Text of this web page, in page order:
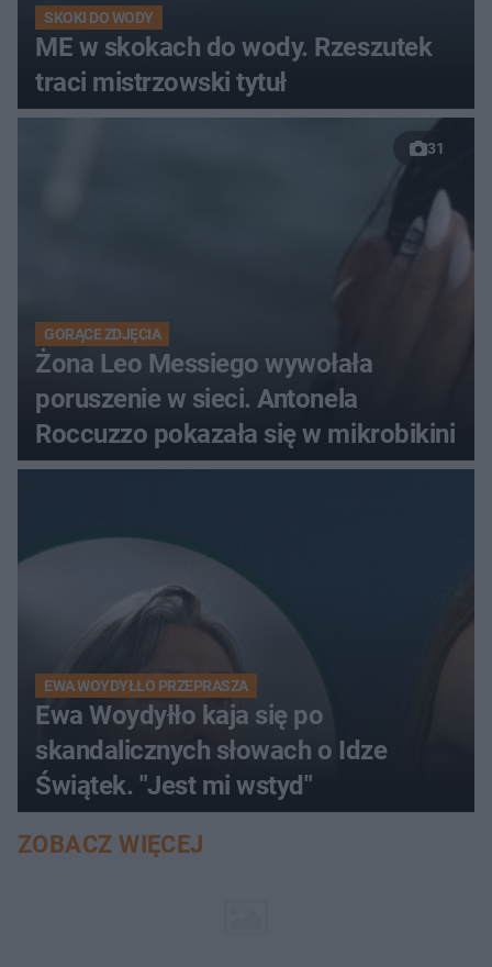
SKOKI DO WODY
ME w skokach do wody. Rzeszutek
traci mistrzowski tytuł
31
GORĄCE ZDJĘCIA
Żona Leo Messiego wywołała
poruszenie w sieci. Antonela
Roccuzzo pokazała się w mikrobikini
EWA WOYDYŁŁO PRZEPRASZA
Ewa Woydyłło kaja się po
skandalicznych słowach o Idze
Świątek. "Jest mi wstyd"
ZOBACZ WIĘCEJ